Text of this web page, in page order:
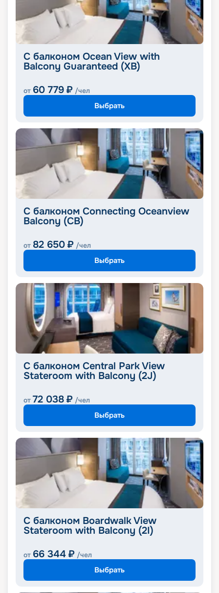
С балконом Ocean View with
Balcony Guaranteed (XB)
от 60 779 ₽ /чел
Выбрать
С балконом Connecting Oceanview
Balcony (CB)
от 82 650 ₽ /чел
Выбрать
С балконом Central Park View
Stateroom with Balcony (2J)
от 72 038 ₽ /чел
Выбрать
С балконом Boardwalk View
Stateroom with Balcony (2I)
от 66 344 ₽ /чел
Выбрать